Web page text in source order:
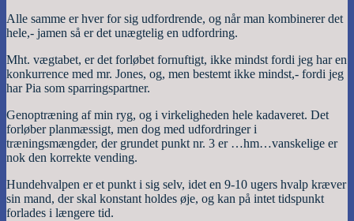
Alle samme er hver for sig udfordrende, og når man kombinerer det
hele,- jamen så er det unægtelig en udfordring.
Mht. vægtabet, er det forløbet fornuftigt, ikke mindst fordi jeg har en
konkurrence med mr. Jones, og, men bestemt ikke mindst,- fordi jeg
har Pia som sparringspartner.
Genoptræning af min ryg, og i virkeligheden hele kadaveret. Det
forløber planmæssigt, men dog med udfordringer i
træningsmængder, der grundet punkt nr. 3 er …hm…vanskelige er
nok den korrekte vending.
Hundehvalpen er et punkt i sig selv, idet en 9-10 ugers hvalp kræver
sin mand, der skal konstant holdes øje, og kan på intet tidspunkt
forlades i længere tid.